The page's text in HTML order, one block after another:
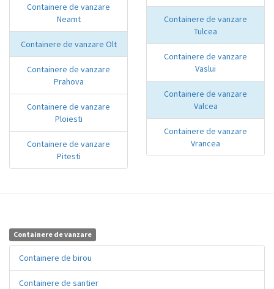
Containere de vanzare
Neamt
Containere de vanzare Olt
Containere de vanzare
Prahova
Containere de vanzare
Ploiesti
Containere de vanzare
Pitesti
Containere de vanzare
Tulcea
Containere de vanzare
Vaslui
Containere de vanzare
Valcea
Containere de vanzare
Vrancea
Containere de vanzare
Containere de birou
Containere de santier